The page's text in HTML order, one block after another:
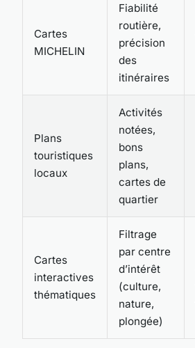
Cartes
MICHELIN
Fiabilité
routière,
précision
des
itinéraires
Plans
touristiques
locaux
Activités
notées,
bons
plans,
cartes de
quartier
Cartes
interactives
thématiques
Filtrage
par centre
d’intérêt
(culture,
nature,
plongée)